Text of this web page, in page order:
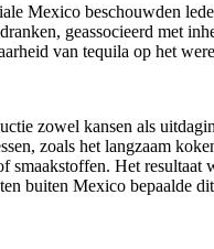
Mexico beschouwden
geassocieerd met
van tequila op het
zowel kansen als
zoals het langzaam
Het
buiten Mexico bepaalde